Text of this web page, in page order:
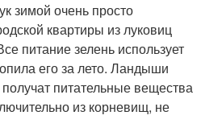
зимой очень просто
квартиры из луковиц
питание зелень использует
его за лето. Ландыши
питательные вещества
из корневищ, не